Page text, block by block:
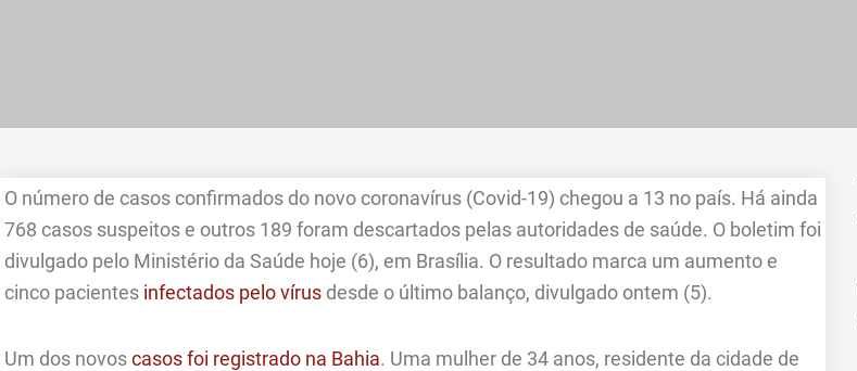
O número de casos confirmados do novo coronavírus (Covid-19) chegou a 13 no país. Há ainda
768 casos suspeitos e outros 189 foram descartados pelas autoridades de saúde. O boletim foi
divulgado pelo Ministério da Saúde hoje (6), em Brasília. O resultado marca um aumento e
cinco pacientes infectados pelo vírus desde o último balanço, divulgado ontem (5).
Um dos novoscasos foi registrado na Bahia. Uma mulher de 34 anos, residente da cidade de